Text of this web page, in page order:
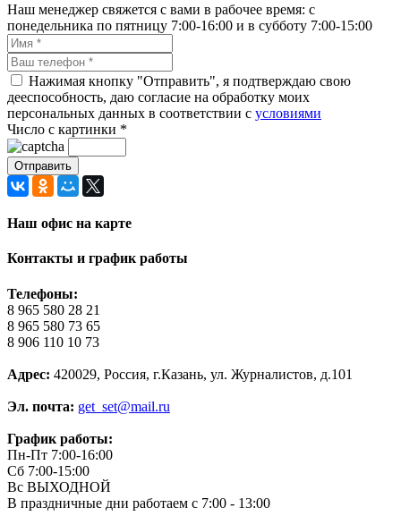
Наш менеджер свяжется с вами в рабочее время: с
понедельника по пятницу 7:00-16:00 и в субботу 7:00-15:00
Нажимая кнопку "Отправить", я подтверждаю свою
дееспособность, даю согласие на обработку моих
персональных данных в соответствии с условиями
Число с картинки *
Наш офис на карте
Контакты и график работы
Телефоны:
8 965 580 28 21
8 965 580 73 65
8 906 110 10 73
Адрес: 420029, Россия, г.Казань, ул. Журналистов, д.101
Эл. почта: get_set@mail.ru
График работы:
Пн-Пт 7:00-16:00
Сб 7:00-15:00
Вс ВЫХОДНОЙ
В праздничные дни работаем с 7:00 - 13:00